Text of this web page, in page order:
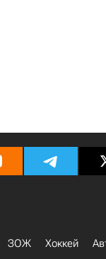
ЗОЖ Хоккей